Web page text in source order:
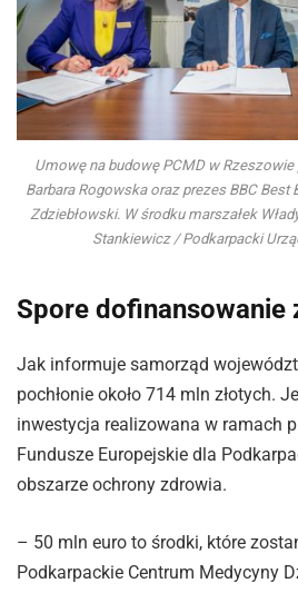
Umowę na budowę PCMD w
Barbara Rogowska oraz prezes BBC Best
Zdziebłowski. W środku marszałek
Stankiewicz / Podkarpacki
Spore dofinansowanie
Jak informuje samorząd
pochłonie około 714 mln złotych.
inwestycja realizowana w ramach
Fundusze Europejskie dla
obszarze ochrony zdrowia.
– 50 mln euro to środki, które
Podkarpackie Centrum Medycyny